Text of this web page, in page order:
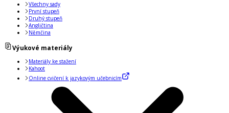
Všechny sady
První stupeň
Druhý stupeň
Angličtina
Němčina
Výukové materiály
Materiály ke stažení
Kahoot
Online cvičení k jazykovým učebnicím